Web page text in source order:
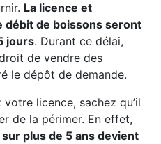
La licence et
débit de boissons seront
jours. Durant ce délai,
de vendre des
le dépôt de demande.
licence, sachez qu’il
de la périmer. En effet,
plus de 5 ans devient